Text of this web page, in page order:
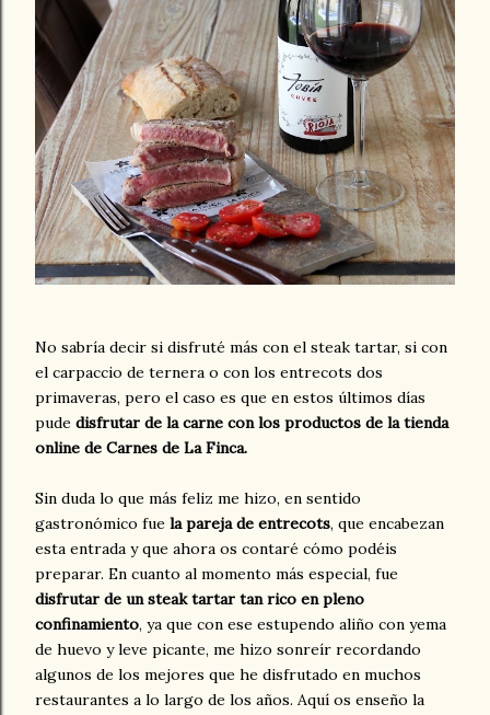
No sabría decir si disfruté más con el steak tartar, si con
el carpaccio de ternera o con los entrecots dos
primaveras, pero el caso es que en estos últimos días
pude disfrutar de la carne con los productos de la tienda
online de Carnes de La Finca.
Sin duda lo que más feliz me hizo, en sentido
gastronómico fue la pareja de entrecots, que encabezan
esta entrada y que ahora os contaré cómo podéis
preparar. En cuanto al momento más especial, fue
disfrutar de un steak tartar tan rico en pleno
confinamiento, ya que con ese estupendo aliño con yema
de huevo y leve picante, me hizo sonreír recordando
algunos de los mejores que he disfrutado en muchos
restaurantes a lo largo de los años. Aquí os enseño la